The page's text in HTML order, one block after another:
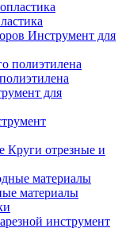
Инструмент для
для
Круги отрезные и
материалы